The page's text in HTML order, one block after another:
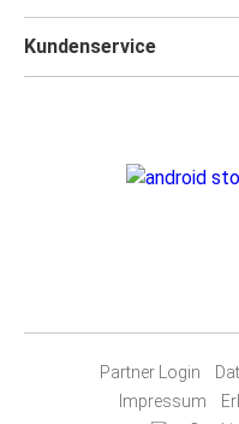
Kundenservice
Partner Login
Impressum